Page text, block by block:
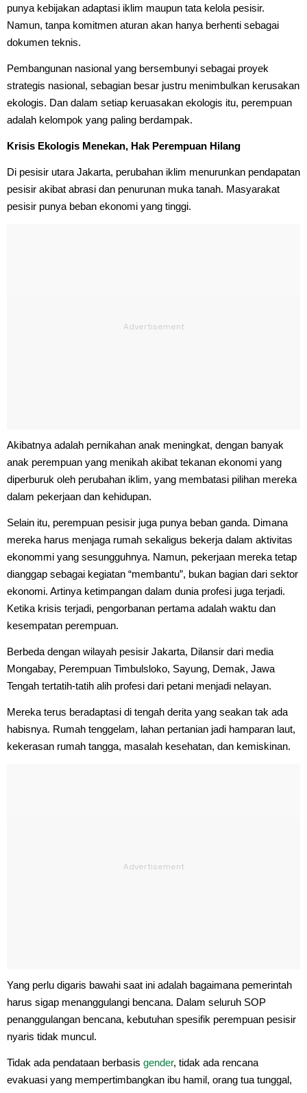
punya kebijakan adaptasi iklim maupun tata kelola pesisir.
Namun, tanpa komitmen aturan akan hanya berhenti sebagai
dokumen teknis.
Pembangunan nasional yang bersembunyi sebagai proyek
strategis nasional, sebagian besar justru menimbulkan kerusakan
ekologis. Dan dalam setiap keruasakan ekologis itu, perempuan
adalah kelompok yang paling berdampak.
Krisis Ekologis Menekan, Hak Perempuan Hilang
Di pesisir utara Jakarta, perubahan iklim menurunkan pendapatan
pesisir akibat abrasi dan penurunan muka tanah. Masyarakat
pesisir punya beban ekonomi yang tinggi.
Akibatnya adalah pernikahan anak meningkat, dengan banyak
anak perempuan yang menikah akibat tekanan ekonomi yang
diperburuk oleh perubahan iklim, yang membatasi pilihan mereka
dalam pekerjaan dan kehidupan.
Selain itu, perempuan pesisir juga punya beban ganda. Dimana
mereka harus menjaga rumah sekaligus bekerja dalam aktivitas
ekonommi yang sesungguhnya. Namun, pekerjaan mereka tetap
dianggap sebagai kegiatan “membantu”, bukan bagian dari sektor
ekonomi. Artinya ketimpangan dalam dunia profesi juga terjadi.
Ketika krisis terjadi, pengorbanan pertama adalah waktu dan
kesempatan perempuan.
Berbeda dengan wilayah pesisir Jakarta, Dilansir dari media
Mongabay, Perempuan Timbulsloko, Sayung, Demak, Jawa
Tengah tertatih-tatih alih profesi dari petani menjadi nelayan.
Mereka terus beradaptasi di tengah derita yang seakan tak ada
habisnya. Rumah tenggelam, lahan pertanian jadi hamparan laut,
kekerasan rumah tangga, masalah kesehatan, dan kemiskinan.
Yang perlu digaris bawahi saat ini adalah bagaimana pemerintah
harus sigap menanggulangi bencana. Dalam seluruh SOP
penanggulangan bencana, kebutuhan spesifik perempuan pesisir
nyaris tidak muncul.
Tidak ada pendataan berbasis gender, tidak ada rencana
evakuasi yang mempertimbangkan ibu hamil, orang tua tunggal,